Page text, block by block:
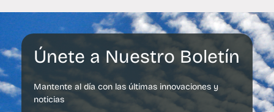
Únete a Nuestro Boletín
Mantente al día con las últimas innovaciones y
noticias